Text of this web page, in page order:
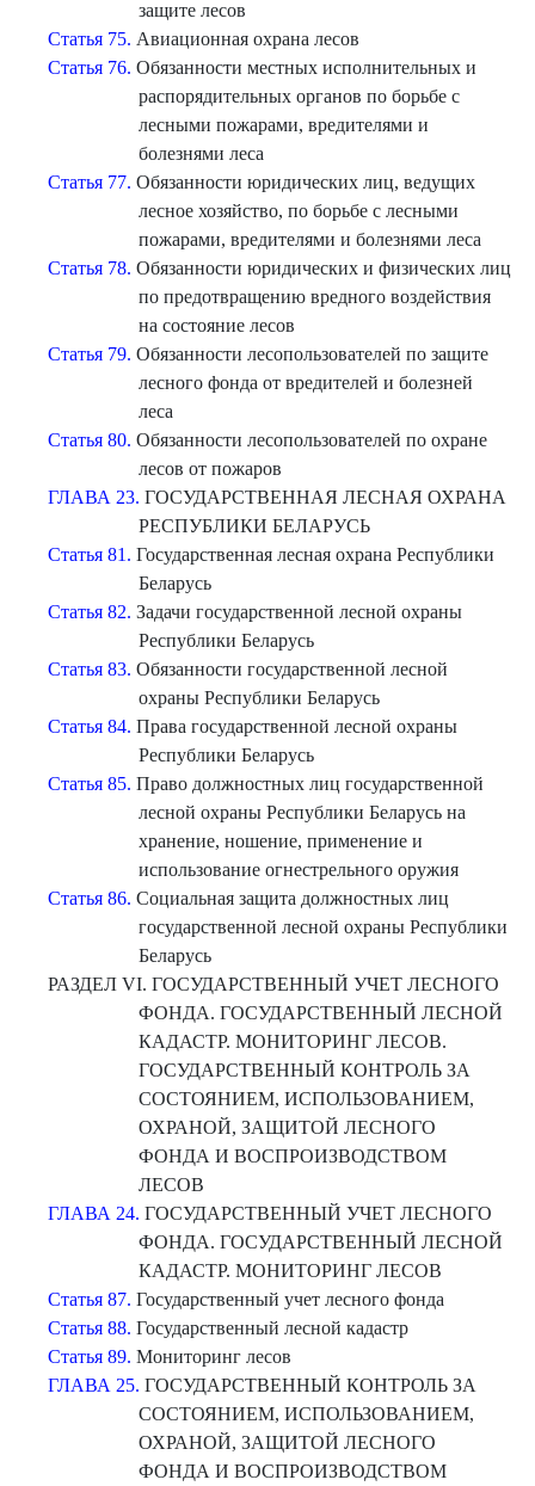
защите лесов
Статья 75. Авиационная охрана лесов
Статья 76. Обязанности местных исполнительных и
распорядительных органов по борьбе с
лесными пожарами, вредителями и
болезнями леса
Статья 77. Обязанности юридических лиц, ведущих
лесное хозяйство, по борьбе с лесными
пожарами, вредителями и болезнями леса
Статья 78. Обязанности юридических и физических лиц
по предотвращению вредного воздействия
на состояние лесов
Статья 79. Обязанности лесопользователей по защите
лесного фонда от вредителей и болезней
леса
Статья 80. Обязанности лесопользователей по охране
лесов от пожаров
ГЛАВА 23. ГОСУДАРСТВЕННАЯ ЛЕСНАЯ ОХРАНА
РЕСПУБЛИКИ БЕЛАРУСЬ
Статья 81. Государственная лесная охрана Республики
Беларусь
Статья 82. Задачи государственной лесной охраны
Республики Беларусь
Статья 83. Обязанности государственной лесной
охраны Республики Беларусь
Статья 84. Права государственной лесной охраны
Республики Беларусь
Статья 85. Право должностных лиц государственной
лесной охраны Республики Беларусь на
хранение, ношение, применение и
использование огнестрельного оружия
Статья 86. Социальная защита должностных лиц
государственной лесной охраны Республики
Беларусь
РАЗДЕЛ VI. ГОСУДАРСТВЕННЫЙ УЧЕТ ЛЕСНОГО
ФОНДА. ГОСУДАРСТВЕННЫЙ ЛЕСНОЙ
КАДАСТР. МОНИТОРИНГ ЛЕСОВ.
ГОСУДАРСТВЕННЫЙ КОНТРОЛЬ ЗА
СОСТОЯНИЕМ, ИСПОЛЬЗОВАНИЕМ,
ОХРАНОЙ, ЗАЩИТОЙ ЛЕСНОГО
ФОНДА И ВОСПРОИЗВОДСТВОМ
ЛЕСОВ
ГЛАВА 24. ГОСУДАРСТВЕННЫЙ УЧЕТ ЛЕСНОГО
ФОНДА. ГОСУДАРСТВЕННЫЙ ЛЕСНОЙ
КАДАСТР. МОНИТОРИНГ ЛЕСОВ
Статья 87. Государственный учет лесного фонда
Статья 88. Государственный лесной кадастр
Статья 89. Мониторинг лесов
ГЛАВА 25. ГОСУДАРСТВЕННЫЙ КОНТРОЛЬ ЗА
СОСТОЯНИЕМ, ИСПОЛЬЗОВАНИЕМ,
ОХРАНОЙ, ЗАЩИТОЙ ЛЕСНОГО
ФОНДА И ВОСПРОИЗВОДСТВОМ